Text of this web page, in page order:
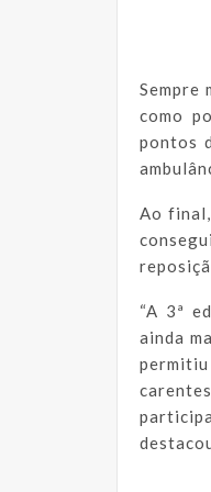
Sempre
como
pontos
Ao
“A 3ª
ainda